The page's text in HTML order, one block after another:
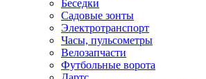
Беседки
Садовые зонты
Электротранспорт
Часы, пульсометры
Велозапчасти
Футбольные ворота